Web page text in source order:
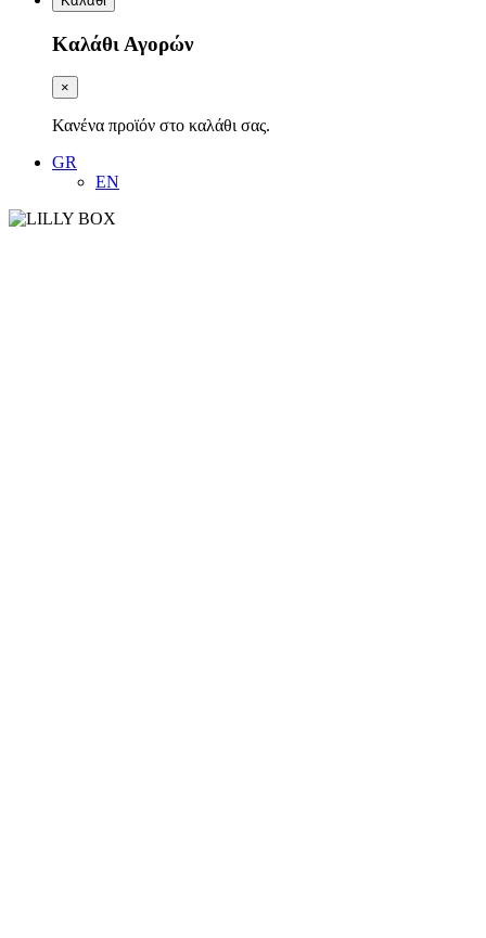
Καλάθι Αγορών
×
Κανένα προϊόν στο καλάθι σας.
GR
EN